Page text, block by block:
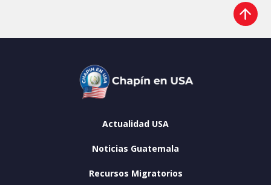
Actualidad USA
Noticias Guatemala
Recursos Migratorios